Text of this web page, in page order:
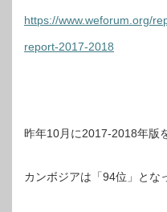
https://www.weforum.org/
report-2017-2018
昨年10月に2017-2018年版
カンボジアは「94位」とな